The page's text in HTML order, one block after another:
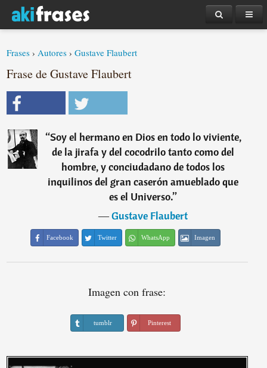
Frases ›Autores ›Gustave Flaubert
Frase de Gustave Flaubert
“Soy el hermano en Dios en todo lo viviente,
de la jirafa y del cocodrilo tanto como del
hombre, y conciudadano de todos los
inquilinos del gran caserón amueblado que
es el Universo.”
―Gustave Flaubert
Facebook Twitter WhatsApp Imagen
Imagen con frase:
tumblr Pinterest